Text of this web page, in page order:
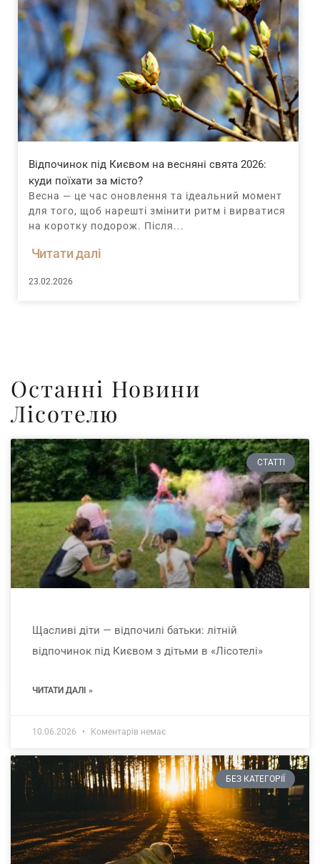
Відпочинок під Києвом на весняні свята 2026:
куди поїхати за місто?
Весна — це час оновлення та ідеальний момент
для того, щоб нарешті змінити ритм і вирватися
на коротку подорож. Після...
Читати далі
23.02.2026
Останні Новини
Лісотелю
СТАТТІ
Щасливі діти — відпочилі батьки: літній
відпочинок під Києвом з дітьми в «Лісотелі»
ЧИТАТИ ДАЛІ »
10.06.2026 Коментарів немає
БЕЗ КАТЕГОРІЇ